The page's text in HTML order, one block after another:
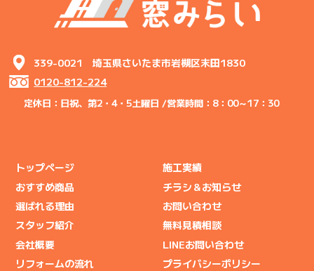
339-0021 埼玉県さいたま市岩槻区末田1830
0120-812-224
定休日：日祝、第2・4・5土曜日 /営業時間：8：00～17：30
トップページ
おすすめ商品
選ばれる理由
スタッフ紹介
会社概要
リフォームの流れ
施工実績
チラシ＆お知らせ
お問い合わせ
無料見積相談
LINEお問い合わせ
プライバシーポリシー